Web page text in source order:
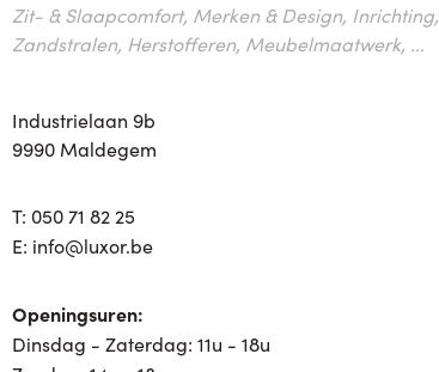
Zit- & Slaapcomfort, Merken & Design, Inrichting,
Zandstralen, Herstofferen, Meubelmaatwerk, ...
Industrielaan 9b
9990 Maldegem
T: 050 71 82 25
E: info@luxor.be
Openingsuren:
Dinsdag - Zaterdag: 11u - 18u